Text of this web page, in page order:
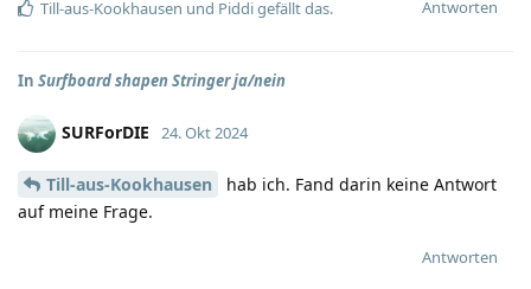
Antworten
Till-aus-Kookhausen und Piddigefällt das.
In Surfboard shapen Stringer ja/nein
SURForDIE 24. Okt 2024
Till-aus-Kookhausen
hab ich. Fand darin keine Antwort
auf meine Frage.
Antworten